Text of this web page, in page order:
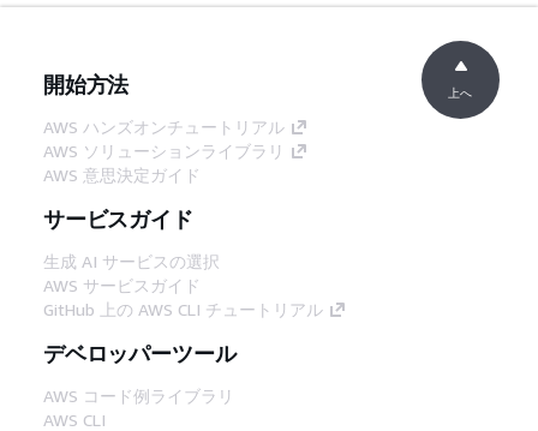
開始方法
AWS ハンズオンチュートリアル
AWS ソリューションライブラリ
AWS 意思決定ガイド
サービスガイド
生成 AI サービスの選択
AWS サービスガイド
GitHub 上の AWS CLI チュートリアル
デベロッパーツール
AWS コード例ライブラリ
AWS CLI
上へ